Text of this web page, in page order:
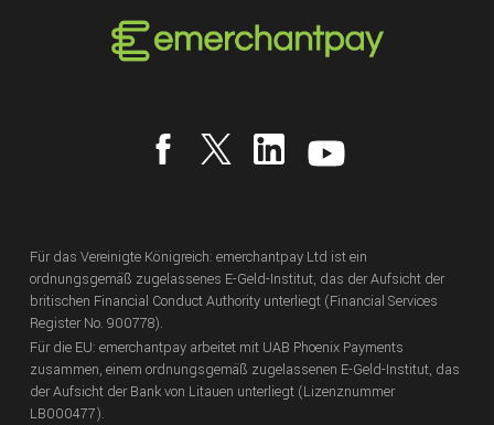
Für das Vereinigte Königreich: emerchantpay Ltd ist ein
ordnungsgemäß zugelassenes E-Geld-Institut, das der Aufsicht der
britischen Financial Conduct Authority unterliegt (Financial Services
Register No. 900778).
Für die EU: emerchantpay arbeitet mit UAB Phoenix Payments
zusammen, einem ordnungsgemäß zugelassenen E-Geld-Institut, das
der Aufsicht der Bank von Litauen unterliegt (Lizenznummer
LB000477).